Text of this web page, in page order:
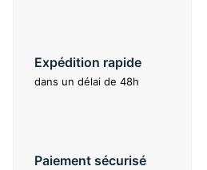
Expédition rapide
dans un délai de 48h
Paiement sécurisé